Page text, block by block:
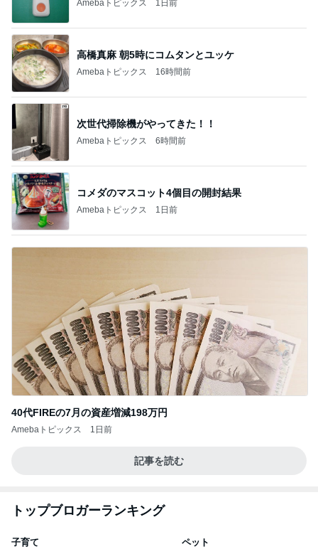
Amebaトピックス 1日前
高橋真麻 朝5時にコムタンとユッケ
Amebaトピックス 16時間前
次世代掃除機がやってきた！！
Amebaトピックス 6時間前
コメダのマスコット4個目の開封結果
Amebaトピックス 1日前
40代FIREの7月の資産増減198万円
Amebaトピックス 1日前
記事を読む
トップブロガーランキング
子育て ペット